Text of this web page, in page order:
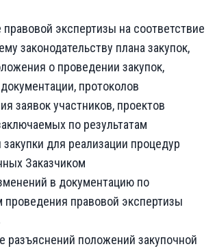
экспертизы на соответствие
законодательству плана закупок,
о проведении закупок,
протоколов
заявок участников, проектов
по результатам
для реализации процедур
Заказчиком
в документацию по
проведения правовой экспертизы
разъяснений положений закупочной